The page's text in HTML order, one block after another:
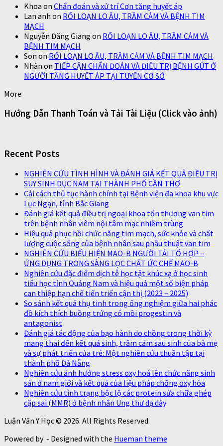
Khoa on Chẩn đoán và xử trí Cơn tăng huyết áp
Lan anh on RỐI LOẠN LO ÂU, TRẦM CẢM VÀ BỆNH TIM
MẠCH
Nguyễn Đăng Giang on RỐI LOẠN LO ÂU, TRẦM CẢM VÀ
BỆNH TIM MẠCH
Son on RỐI LOẠN LO ÂU, TRẦM CẢM VÀ BỆNH TIM MẠCH
Nhàn on TIẾP CẬN CHẨN ĐOÁN VÀ ĐIỀU TRỊ BỆNH GÚT Ở
NGƯỜI TĂNG HUYẾT ÁP TẠI TUYẾN CƠ SỞ
More
Hướng Dẫn Thanh Toán và Tải Tài Liệu (Click vào ảnh)
Recent Posts
NGHIÊN CỨU TÌNH HÌNH VÀ ĐÁNH GIÁ KẾT QUẢ ĐIỀU TRỊ
SUY SINH DỤC NAM TẠI THÀNH PHỐ CẦN THƠ
Cải cách thủ tục hành chính tại Bệnh viện đa khoa khu vực
Lục Ngạn, tỉnh Bắc Giang
Đánh giá kết quả điều trị ngoại khoa tổn thương van tim
trên bệnh nhân viêm nội tâm mạc nhiễm trùng
Hiệu quả phục hồi chức năng tim mạch, sức khỏe và chất
lượng cuộc sống của bệnh nhân sau phẫu thuật van tim
NGHIÊN CỨU BIỂU HIỆN MAO-B NGƯỜI TÁI TỔ HỢP –
ỨNG DỤNG TRONG SÀNG LỌC CHẤT ỨC CHẾ MAO-B
Nghiên cứu đặc điểm dịch tễ học tật khúc xạ ở học sinh
tiểu học tỉnh Quảng Nam và hiệu quả một số biện pháp
can thiệp hạn chế tiến triển cận thị (2023 – 2025)
So sánh kết quả thụ tinh trong ống nghiệm giữa hai phác
đồ kích thích buồng trứng có mồi progestin và
antagonist
Đánh giá tác động của bạo hành do chồng trong thời kỳ
mang thai đến kết quả sinh, trầm cảm sau sinh của bà mẹ
và sự phát triển của trẻ: Một nghiên cứu thuần tập tại
thành phố Đà Nẵng
Nghiên cứu ảnh hưởng stress oxy hoá lên chức năng sinh
sản ở nam giới và kết quả của liệu pháp chống oxy hóa
Nghiên cứu tình trạng bộc lộ các protein sửa chữa ghép
cặp sai (MMR) ở bệnh nhân Ung thư dạ dày
Luận Văn Y Học © 2026. All Rights Reserved.
Powered by - Designed with the Hueman theme